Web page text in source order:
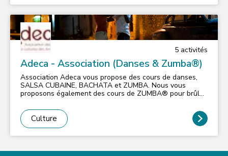
5 activités
Adeca - Association (Danses & Zumba®)
Association Adeca vous propose des cours de danses,
SALSA CUBAINE, BACHATA et ZUMBA. Nous vous
proposons également des cours de ZUMBA® pour brûler
d'une structure sérieuse et très conviviale. Venez
découvrir avec nous les rythmes afro caribéens à travers
une sélection musicale soignée et variée issue de tous
horizons : Cuba, Porto Rico, Colombie, Venezuela, New
concevons, nos activités se doivent d’être festives,
Culture